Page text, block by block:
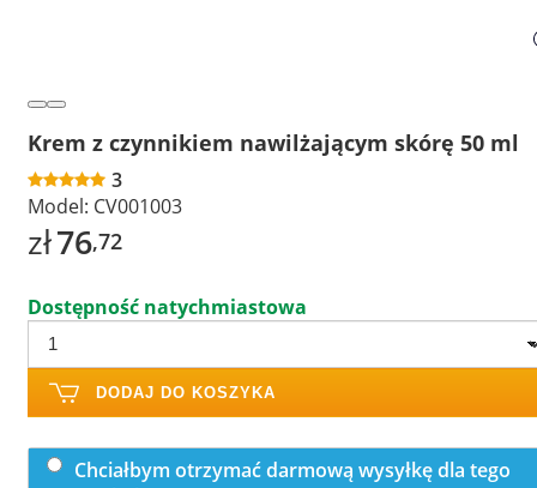
Krem z czynnikiem nawilżającym skórę 50 ml
3
Model: CV001003
zł76,72
Dostępność natychmiastowa
DODAJ DO KOSZYKA
Chciałbym otrzymać darmową wysyłkę dla tego